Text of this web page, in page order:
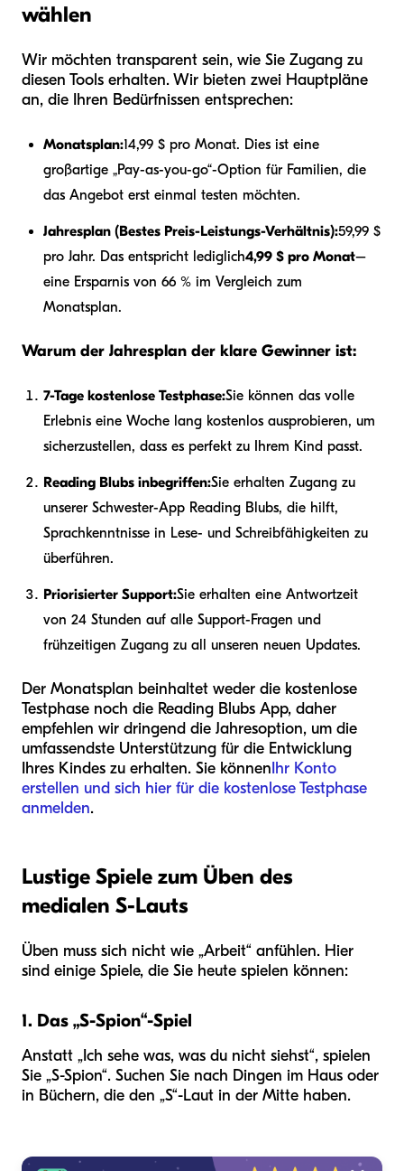
wählen
Wir möchten transparent sein, wie Sie Zugang zu
diesen Tools erhalten. Wir bieten zwei Hauptpläne
an, die Ihren Bedürfnissen entsprechen:
Monatsplan:14,99 $ pro Monat. Dies ist eine
großartige „Pay-as-you-go“-Option für Familien, die
das Angebot erst einmal testen möchten.
Jahresplan (Bestes Preis-Leistungs-Verhältnis):59,99 $
pro Jahr. Das entspricht lediglich4,99 $ pro Monat–
eine Ersparnis von 66 % im Vergleich zum
Monatsplan.
Warum der Jahresplan der klare Gewinner ist:
7-Tage kostenlose Testphase:Sie können das volle
Erlebnis eine Woche lang kostenlos ausprobieren, um
sicherzustellen, dass es perfekt zu Ihrem Kind passt.
Reading Blubs inbegriffen:Sie erhalten Zugang zu
unserer Schwester-App Reading Blubs, die hilft,
Sprachkenntnisse in Lese- und Schreibfähigkeiten zu
überführen.
Priorisierter Support:Sie erhalten eine Antwortzeit
von 24 Stunden auf alle Support-Fragen und
frühzeitigen Zugang zu all unseren neuen Updates.
Der Monatsplan beinhaltet weder die kostenlose
Testphase noch die Reading Blubs App, daher
empfehlen wir dringend die Jahresoption, um die
umfassendste Unterstützung für die Entwicklung
Ihres Kindes zu erhalten. Sie könnenIhr Konto
erstellen und sich hier für die kostenlose Testphase
anmelden.
Lustige Spiele zum Üben des
medialen S-Lauts
Üben muss sich nicht wie „Arbeit“ anfühlen. Hier
sind einige Spiele, die Sie heute spielen können:
1. Das „S-Spion“-Spiel
Anstatt „Ich sehe was, was du nicht siehst“, spielen
Sie „S-Spion“. Suchen Sie nach Dingen im Haus oder
in Büchern, die den „S“-Laut in der Mitte haben.